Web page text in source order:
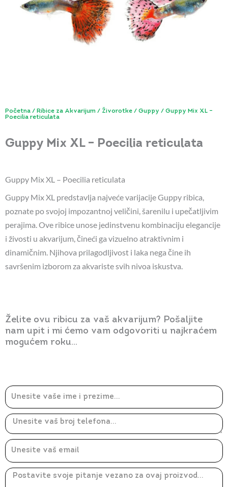
Početna / Ribice za Akvarijum / Živorotke / Guppy / Guppy Mix XL –
Poecilia reticulata
Guppy Mix XL – Poecilia reticulata
Guppy Mix XL – Poecilia reticulata
Guppy Mix XL predstavlja najveće varijacije Guppy ribica,
poznate po svojoj impozantnoj veličini, šarenilu i upečatljivim
perajima. Ove ribice unose jedinstvenu kombinaciju elegancije
i živosti u akvarijum, čineći ga vizuelno atraktivnim i
dinamičnim. Njihova prilagodljivost i laka nega čine ih
savršenim izborom za akvariste svih nivoa iskustva.
Želite ovu ribicu za vaš akvarijum? Pošaljite
nam upit i mi ćemo vam odgovoriti u najkraćem
mogućem roku...
Ime
Email
Message